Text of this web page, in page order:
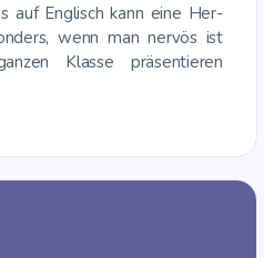
auf Eng­lisch kann eine Her­
wenn man ner­vös ist
Klas­se prä­sen­tie­ren